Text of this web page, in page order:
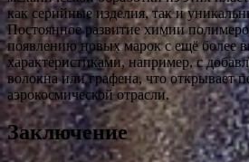
как серийные изделия, так и
Постоянное развитие химии
появлению новых марок с ещё более
характеристиками, например, с
волокна или графена, что открывает
аэрокосмической отрасли.
Заключение